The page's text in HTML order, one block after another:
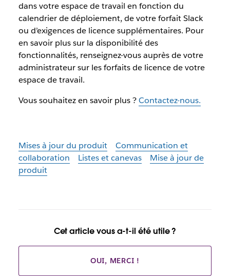
dans votre espace de travail en fonction du
calendrier de déploiement, de votre forfait Slack
ou d’exigences de licence supplémentaires. Pour
en savoir plus sur la disponibilité des
fonctionnalités, renseignez-vous auprès de votre
administrateur sur les forfaits de licence de votre
espace de travail.
Vous souhaitez en savoir plus ?Contactez-nous.
Mises à jour du produit
Communication et
collaboration
Listes et canevas
Mise à jour de
produit
Cet article vous a-t-il été utile ?
OUI, MERCI !